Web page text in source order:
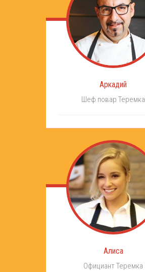
Аркадий
Шеф повар Теремка
Алиса
Официант Теремка